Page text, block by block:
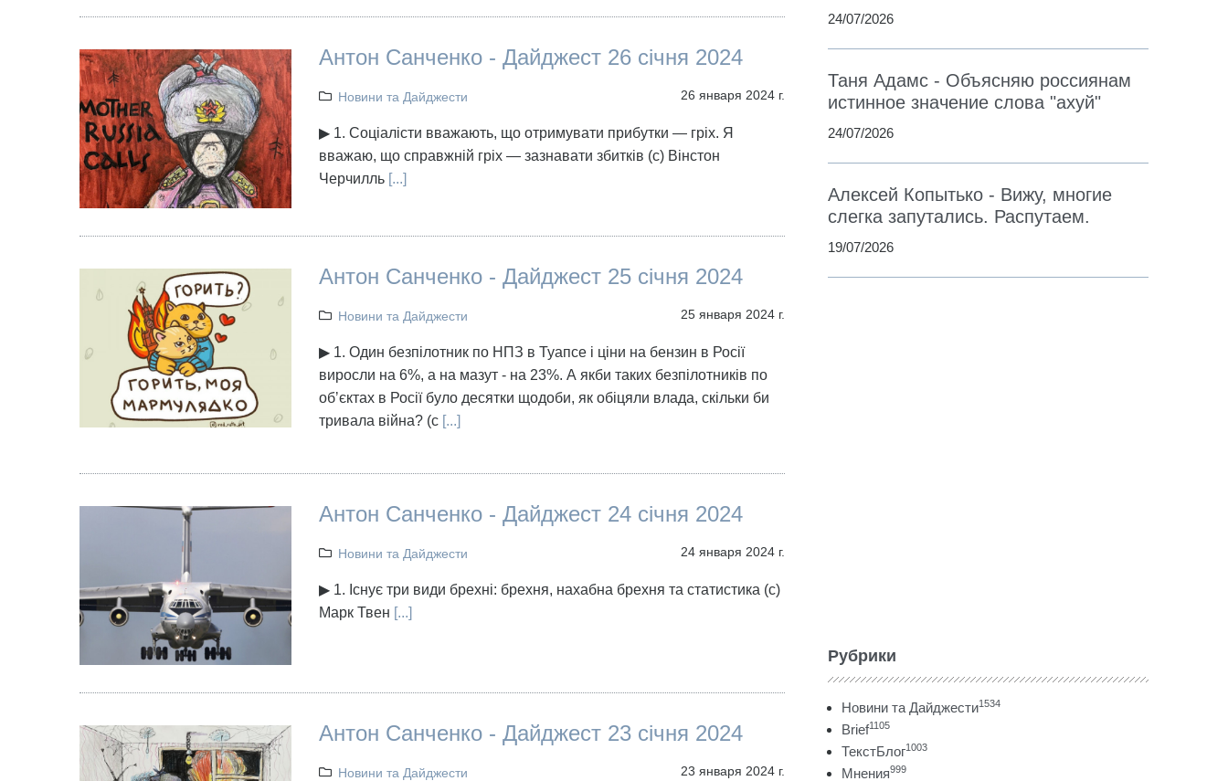
Антон Санченко - Дайджест 26 січня 2024
Новини та Дайджести 26 января 2024 г.
▶ 1. Соціалісти вважають, що отримувати прибутки — гріх. Я
вважаю, що справжній гріх — зазнавати збитків (с) Вінстон
Черчилль[...]
Антон Санченко - Дайджест 25 січня 2024
Новини та Дайджести 25 января 2024 г.
▶ 1. Один безпілотник по НПЗ в Туапсе і ціни на бензин в Росії
виросли на 6%, а на мазут - на 23%. А якби таких безпілотників по
обʼєктах в Росії було десятки щодоби, як обіцяли влада, скільки би
тривала війна? (с [...]
Антон Санченко - Дайджест 24 січня 2024
Новини та Дайджести 24 января 2024 г.
▶ 1. Існує три види брехні: брехня, нахабна брехня та статистика (с)
Марк Твен [...]
Антон Санченко - Дайджест 23 січня 2024
Новини та Дайджести 23 января 2024 г.
24/07/2026
Таня Адамс - Объясняю россиянам
истинное значение слова "ахуй"
24/07/2026
Алексей Копытько - Вижу, многие
слегка запутались. Распутаем.
19/07/2026
Рубрики
Новини та Дайджести1534
Brief1105
ТекстБлог1003
Мнения999